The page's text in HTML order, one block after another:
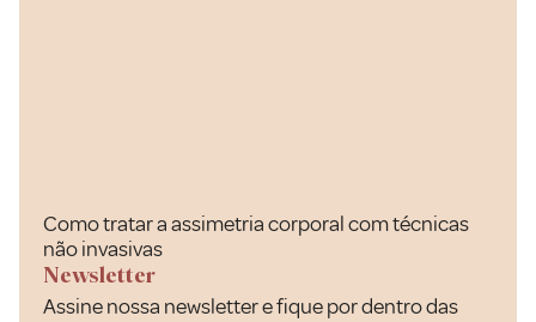
Como tratar a assimetria corporal com técnicas
não invasivas
Newsletter
Assine nossa newsletter e fique por dentro das